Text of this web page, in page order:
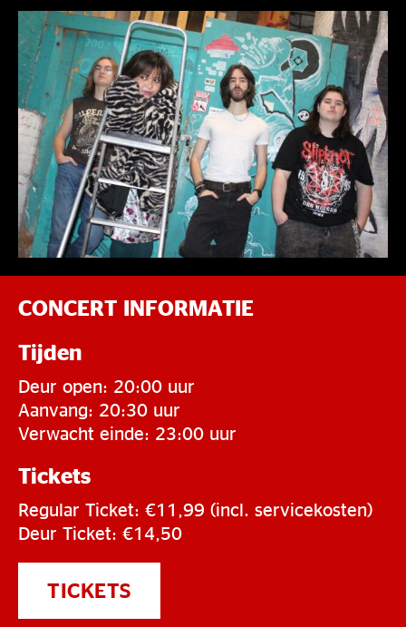
CONCERT INFORMATIE
Tijden
Deur open: 20:00 uur
Aanvang: 20:30 uur
Verwacht einde: 23:00 uur
Tickets
Regular Ticket: €11,99 (incl. servicekosten)
Deur Ticket: €14,50
TICKETS